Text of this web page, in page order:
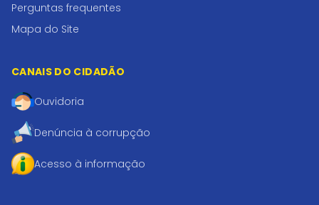
Perguntas frequentes
Mapa do Site
CANAIS DO CIDADÃO
Ouvidoria
Denúncia à corrupção
Acesso à informação